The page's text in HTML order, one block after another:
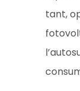
tant,